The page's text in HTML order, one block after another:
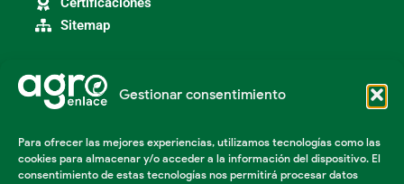
Gestionar consentimiento
Para ofrecer las mejores experiencias, utilizamos tecnologías como las
cookies para almacenar y/o acceder a la información del dispositivo. El
consentimiento de estas tecnologías nos permitirá procesar datos
Sitemap
Categorías
Insumos Agrícolas
Maquinaria Agroindustrial